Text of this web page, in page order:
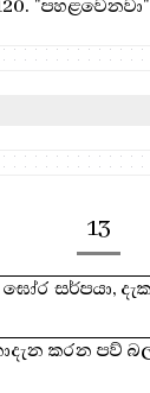
13
ඝෝර සර්පයා,
කරන පව්